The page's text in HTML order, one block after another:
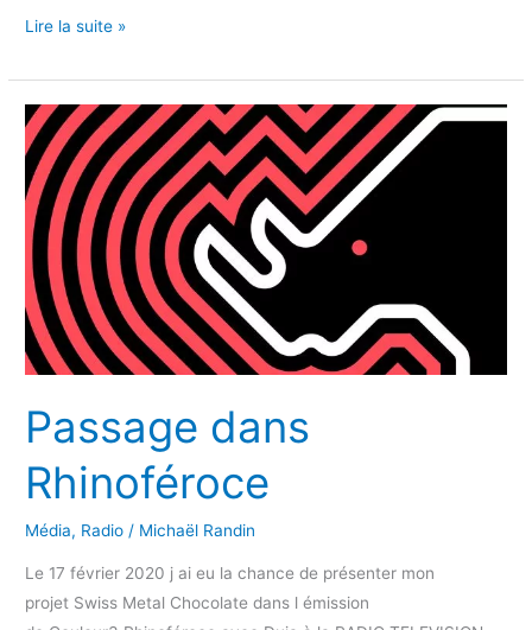
Publication
Hotel
&
Gastro
Union
Lire la suite »
Passage dans
Rhinoféroce
Média, Radio / Michaël Randin
Le 17 février 2020 j ai eu la chance de présenter mon
projet Swiss Metal Chocolate dans l émission